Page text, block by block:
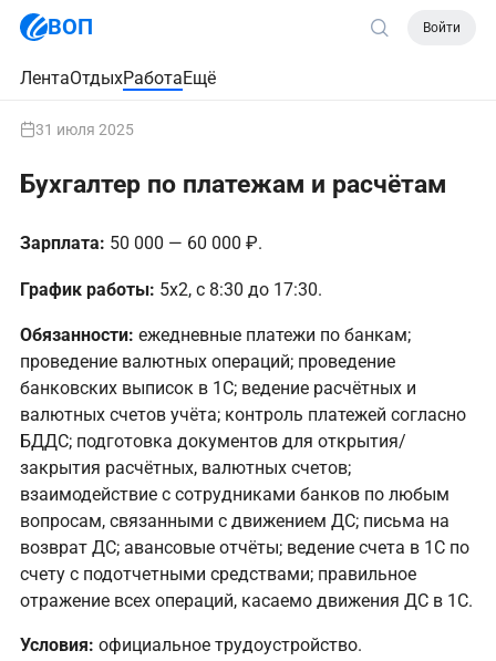
ВОП Войти
ЛентаОтдыхРаботаЕщё
31 июля 2025
Бухгалтер по платежам и расчётам
Зарплата: 50 000 — 60 000 ₽.
График работы: 5х2, с 8:30 до 17:30.
Обязанности: ежедневные платежи по банкам;
проведение валютных операций; проведение
банковских выписок в 1С; ведение расчётных и
валютных счетов учёта; контроль платежей согласно
БДДС; подготовка документов для открытия/
закрытия расчётных, валютных счетов;
взаимодействие с сотрудниками банков по любым
вопросам, связанными с движением ДС; письма на
возврат ДС; авансовые отчёты; ведение счета в 1С по
счету с подотчетными средствами; правильное
отражение всех операций, касаемо движения ДС в 1С.
Условия: официальное трудоустройство.